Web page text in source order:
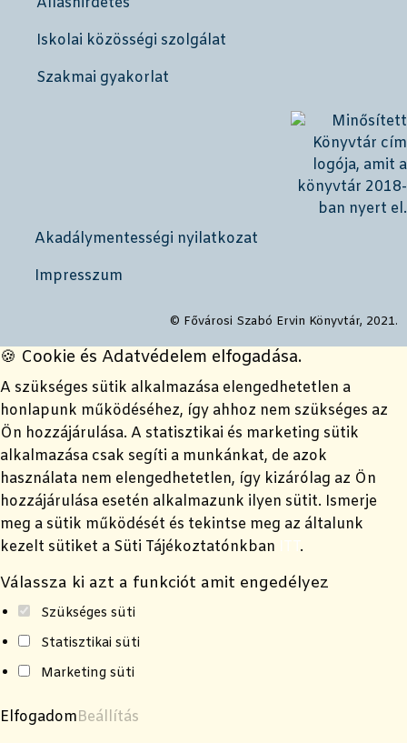
Iskolai közösségi szolgálat
Szakmai gyakorlat
Akadálymentességi nyilatkozat
Impresszum
© Fővárosi Szabó Ervin Könyvtár, 2021.
🍪 Cookie és Adatvédelem elfogadása.
A szükséges sütik alkalmazása elengedhetetlen a
honlapunk működéséhez, így ahhoz nem szükséges az
Ön hozzájárulása. A statisztikai és marketing sütik
alkalmazása csak segíti a munkánkat, de azok
használata nem elengedhetetlen, így kizárólag az Ön
hozzájárulása esetén alkalmazunk ilyen sütit. Ismerje
meg a sütik működését és tekintse meg az általunk
kezelt sütiket a Süti Tájékoztatónkban
.
Válassza ki azt a funkciót amit engedélyez
Szükséges süti
Statisztikai süti
Marketing süti
ElfogadomBeállítás